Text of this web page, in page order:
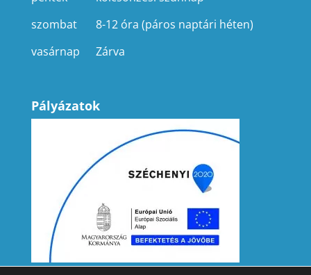
szombat
8-12 óra (páros naptári héten)
vasárnap
Zárva
Pályázatok